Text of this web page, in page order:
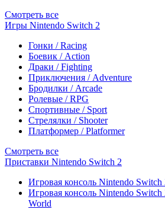
Смотреть все
Игры Nintendo Switch 2
Гонки / Racing
Боевик / Action
Драки / Fighting
Приключения / Adventure
Бродилки / Arcade
Ролевые / RPG
Спортивные / Sport
Стрелялки / Shooter
Платформер / Platformer
Смотреть все
Приставки Nintendo Switch 2
Игровая консоль Nintendo Switch
Игровая консоль Nintendo
World